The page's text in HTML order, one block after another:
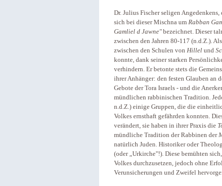
Dr. Julius Fischer seligen
sich bei dieser Mischna um Rabban
Gamliel d Jawne"bezeichnet. Dieser
zwischen den Jahren 80-117 (n.d.Z.).
zwischen den Schulen von Hillel und
konnte, dank seiner starken
verhindern. Er betonte stets die
ihrer Anhänger: den festen Glauben an
Gebote der Tora Israels - und die
mündlichen rabbinischen Tradition.
n.d.Z.) einige Gruppen, die die
Volkes ernsthaft gefährden konnten.
verändert, sie haben in ihrer Praxis die
mündliche Tradition der Rabbinen der
natürlich Juden. Historiker oder
(oder „Urkirche"!). Diese bemühten
Volkes durchzusetzen, jedoch ohne
Verunsicherungen und Zweifel